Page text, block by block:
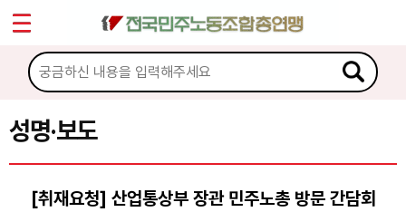
성명·보도
[취재요청] 산업통상부 장관 민주노총 방문 간담회
마이페이지
소개
소식
공지사항
성명·보도
Sketchbook5, 스케치북5
Sketchbook5, 스케치북5